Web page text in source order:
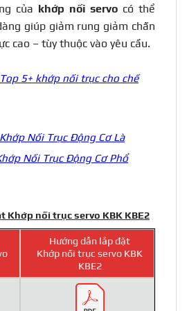
của khớp nối servo có thể
giúp giảm rung giảm chấn
cao – tùy thuộc vào yêu cầu.
Top 5+ khớp nối trục cho chế
Khớp Nối Trục Động Cơ Là
Nối Trục Động Cơ Phổ
Khớp nối trục servo KBK KBE2
Hướng dẫn lắp đặt
Khớp nối trục servo KBK
KBE2